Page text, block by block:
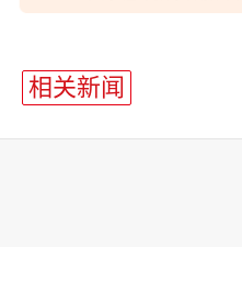
相关新闻